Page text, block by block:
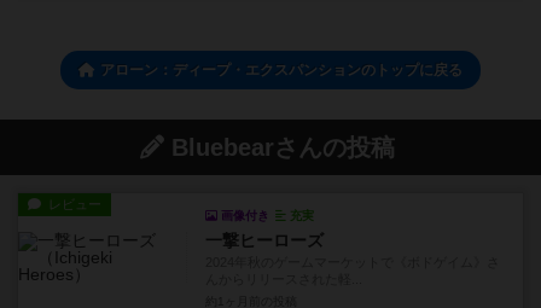
アローン：ディープ・エクスパンションのトップに戻る
Bluebearさんの投稿
レビュー
画像付き 充実
一撃ヒーローズ